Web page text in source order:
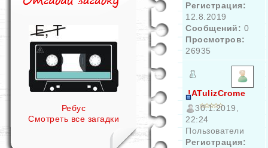
Ребус
Смотреть все загадки
Регистрация:
12.8.2019
Сообщений: 0
Просмотров:
26935
!ATulizCrome
30.1.2019,
22:24
Пользователи
Регистрация: